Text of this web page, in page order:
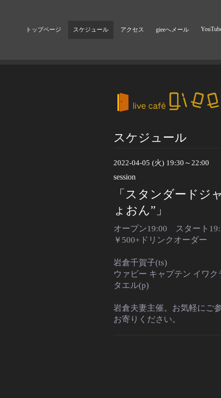
トップページ スケジュール アクセス gieeへメール
スケジュール
2022-04-05 (火) 19:30～22:00
session
「スタンダードジ
ょおん”」
オープン19:00 スタート
￥500+ドリンクオーダー
岩倉千賀子(ts)
ウァビー キャプテン イワク
タエル(p)
岩倉夫妻主催。 お気軽にご
お寄りください。